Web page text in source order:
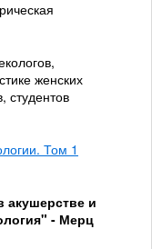
женских
студентов
Том 1
акушерстве и
- Мерц